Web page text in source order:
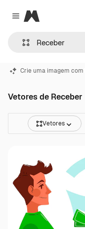
Close menu
Magnific
Crie uma imagem com
Vetores de Receber
Vetores